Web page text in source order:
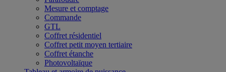
Mesure et comptage
Commande
GTL
Coffret résidentiel
Coffret petit moyen tertiaire
Coffret étanche
Photovoltaïque